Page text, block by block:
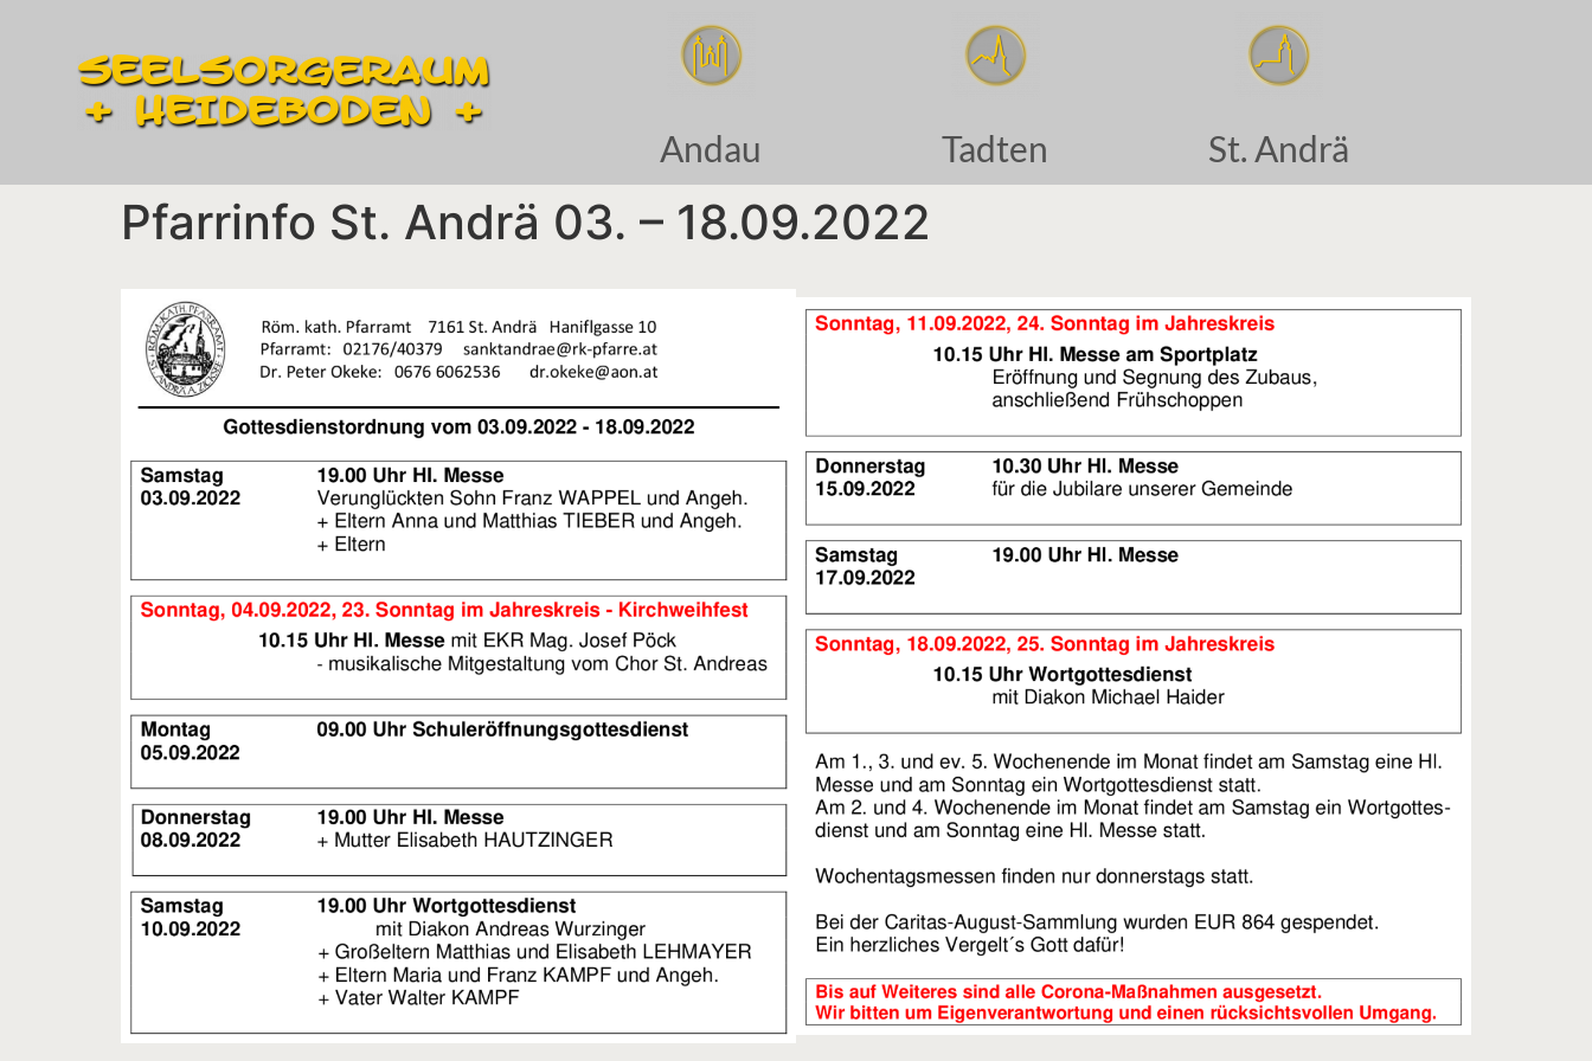
Andau Tadten St. Andrä
Pfarrinfo St. Andrä 03. – 18.09.2022